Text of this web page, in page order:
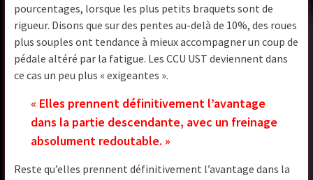
pourcentages, lorsque les plus petits braquets sont de
rigueur. Disons que sur des pentes au-delà de 10%, des roues
plus souples ont tendance à mieux accompagner un coup de
pédale altéré par la fatigue. Les CCU UST deviennent dans
ce cas un peu plus « exigeantes ».
« Elles prennent définitivement l’avantage
dans la partie descendante, avec un freinage
absolument redoutable. »
Reste qu’elles prennent définitivement l’avantage dans la